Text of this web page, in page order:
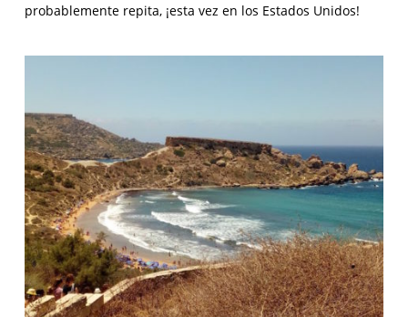
probablemente repita, ¡esta vez en los Estados Unidos!